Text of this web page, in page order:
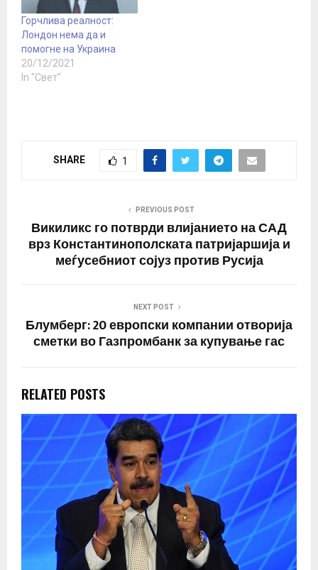
Горчлива реалност:
Лондон нема да и
помогне на Украина
20/12/2021
In "Свет"
SHARE 1
PREVIOUS POST
Викиликс го потврди влијанието на САД
врз Константинополската патријаршија и
меѓусебниот сојуз против Русија
NEXT POST
Блумберг: 20 европски компании отворија
сметки во Газпромбанк за купување гас
RELATED POSTS